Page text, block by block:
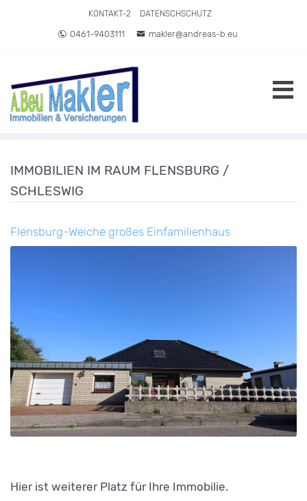
Direkt zum Inhalt springen
KONTAKT-2 DATENSCHSCHUTZ
0461-9403111 makler@andreas-b.eu
IMMOBILIEN IM RAUM FLENSBURG /
SCHLESWIG
Flensburg-Weiche großes Einfamilienhaus
Hier ist weiterer Platz für Ihre Immobilie.